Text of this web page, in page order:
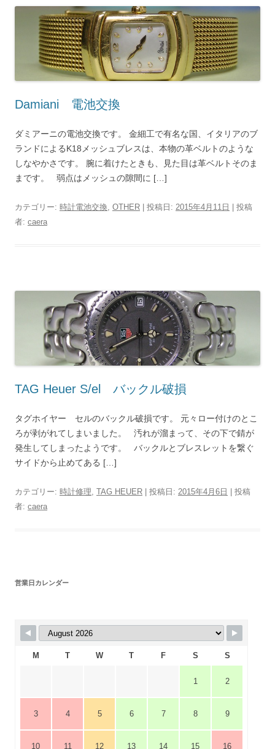
Damiani 電池交換
ダミアーニの電池交換です。 金細工で有名な国、イタリアのブ
ランドによるK18メッシュブレスは、本物の革ベルトのような
しなやかさです。 腕に着けたときも、見た目は革ベルトそのま
まです。 弱点はメッシュの隙間に […]
カテゴリー: 時計電池交換, OTHER | 投稿日: 2015年4月11日
投稿
者: caera
TAG Heuer S/el バックル破損
タグホイヤー セルのバックル破損です。 元々ロー付けのとこ
ろが剥がれてしまいました。 汚れが溜まって、その下で錆が
発生してしまったようです。 バックルとブレスレットを繋ぐ
サイドから止めてある […]
カテゴリー: 時計修理, TAG HEUER | 投稿日: 2015年4月6日
投稿
者: caera
営業日カレンダー
M T W T F S S
1 2
3 4 5 6 7 8 9
10 11 12 13 14 15 16